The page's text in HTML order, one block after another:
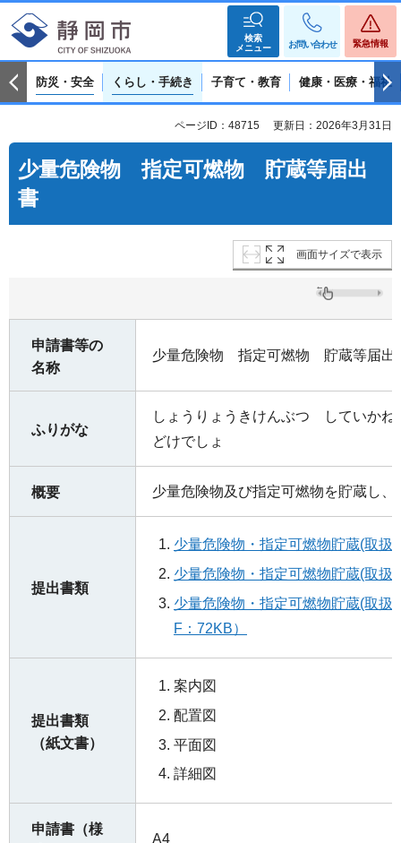
検索
メニュー
お問い合わせ 緊急情報
防災・安全 くらし・手続き 子育て・教育 健康・医療・福祉
ページID：48715 更新日：2026年3月31日
少量危険物 指定可燃物 貯蔵等届出
書
画面サイズで表示
申請書等の
名称
少量危険物 指定可燃物 貯蔵等届出
ふりがな
しょうりょうきけんぶつ していか
どけでしょ
概要 少量危険物及び指定可燃物を貯蔵し
提出書類
少量危険物・指定可燃物貯蔵(取扱
少量危険物・指定可燃物貯蔵(取扱
少量危険物・指定可燃物貯蔵(取扱
F：72KB）
提出書類
（紙文書）
案内図
配置図
平面図
詳細図
申請書（様
A4